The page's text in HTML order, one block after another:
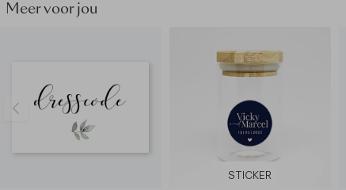
• Formaat: 4 x 4 cm.
Mocht je er niet uitkomen, neem dan gerustcontact
Meer voor jou
STICKER